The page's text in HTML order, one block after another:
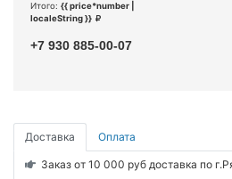
Итого: {{ price*number |
localeString }}
+7 930 885-00-07
Доставка Оплата
Заказ от 10 000 руб доставка по